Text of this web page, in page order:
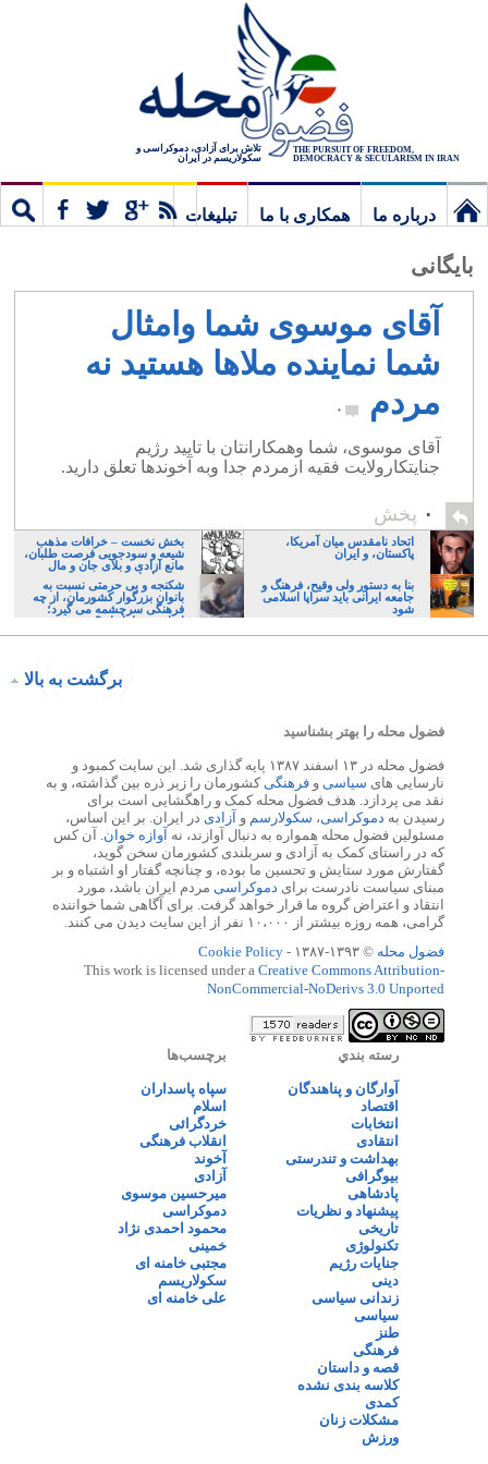
THE PURSUIT OF FREEDOM,
DEMOCRACY & SECULARISM IN IRAN
تلاش برای آزادی، دموکراسی و
سکولاریسم در ایران
درباره ما همکاری با ما
تبلیغات
بایگانی
آقای موسوی شما وامثال
شما نماینده ملاها هستید نه
مردم
۰
آقای موسوی، شما وهمکارانتان با تایید رژیم
جنایتکارولایت فقیه ازمردم جدا وبه آخوندها تعلق دارید.
۰ پخش
اتحاد نامقدس میان آمریکا،
پاکستان، و ایران
بخش نخست – خرافات مذهب
شیعه و سودجویی فرصت طلبان،
مانع آزادی و بلای جان و مال
مردم ایران
بنا به دستور ولی وقیح، فرهنگ و
جامعه ایرانی باید سراپا اسلامی
شود
شکنجه و بی حرمتی نسبت به
بانوان بزرگوار کشورمان، از چه
فرهنگی سرچشمه می گیرد؛
ایرانی، و یا تازیان؟
برگشت به بالا
فضول محله را بهتر بشناسید
فضول محله در ۱۳ اسفند ۱۳۸۷ پایه گذاری شد. این سایت کمبود و
نارسایی های سیاسی و فرهنگیکشورمان را زیر ذره بین گذاشته، و به
نقد می پردازد. هدف فضول محله کمک و راهگشایی است برای
رسیدن به دموکراسی، سکولارسم و آزادی در ایران. بر این اساس،
مسئولین فضول محله همواره به دنبال آوازند، نه آوازه خوان. آن کس
که در راستای کمک به آزادی و سربلندی کشورمان سخن گوید،
گفتارش مورد ستایش و تحسین ما بوده، و چنانچه گفتار او اشتباه و بر
مبنای سیاست نادرست برای دموکراسی مردم ایران باشد، مورد
انتقاد و اعتراض گروه ما قرار خواهد گرفت. برای آگاهی شما خواننده
گرامی، همه روزه بیشتر از ۱۰،۰۰۰ نفر از این سایت دیدن می کنند.
فضول محله © ۱۳۹۳-۱۳۸۷ -
Cookie Policy
This work is licensed under a Creative Commons Attribution-
NonCommercial-NoDerivs 3.0 Unported
رسته بندي
آوارگان و پناهندگان
اقتصاد
انتخابات
انتقادی
بهداشت و تندرستی
بیوگرافی
پادشاهی
پیشنهاد و نظریات
تاریخی
تکنولوژی
جنایات رژیم
دینی
زندانی سیاسی
سیاسی
طنز
فرهنگی
قصه و داستان
کلاسه بندی نشده
کمدی
مشکلات زنان
ورزش
برچسب‌ها
سپاه پاسداران
اسلام
خردگرائی
انقلاب فرهنگی
آخوند
آزادی
میرحسین موسوی
دموکراسی
محمود احمدی نژاد
خمینی
مجتبی خامنه ای
سکولاریسم
علی خامنه ای